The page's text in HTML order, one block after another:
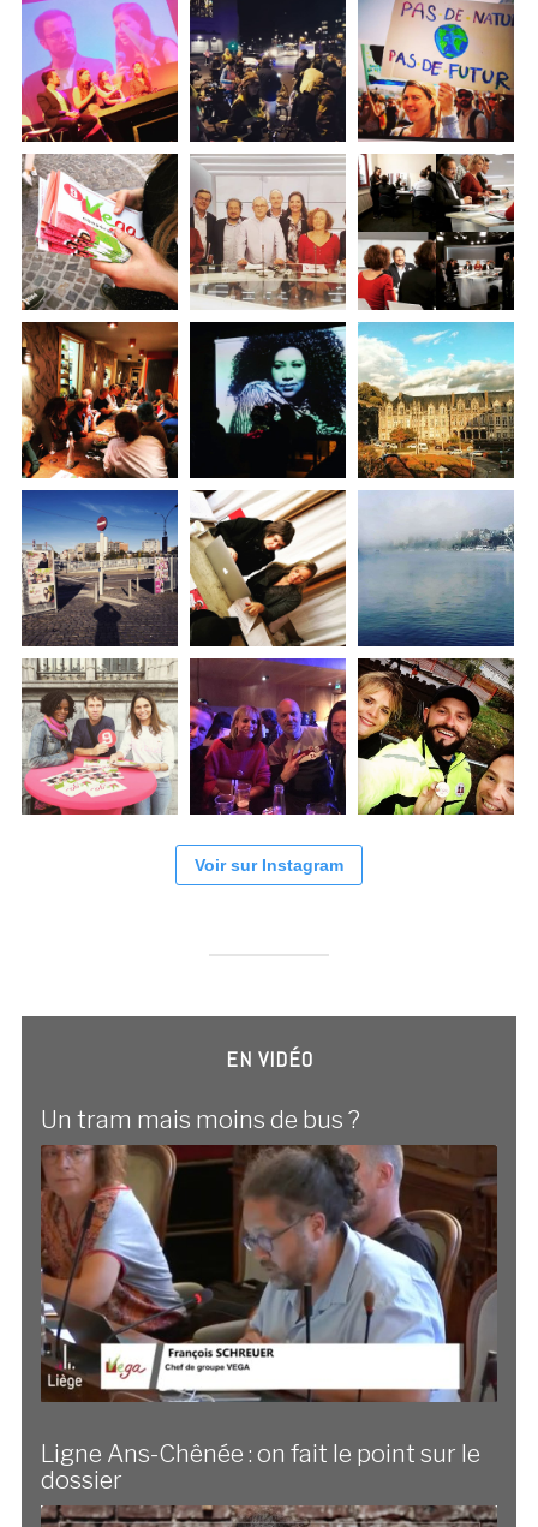
Voir sur Instagram
EN VIDÉO
Un tram mais moins de bus ?
Ligne Ans-Chênée : on fait le point sur le
dossier